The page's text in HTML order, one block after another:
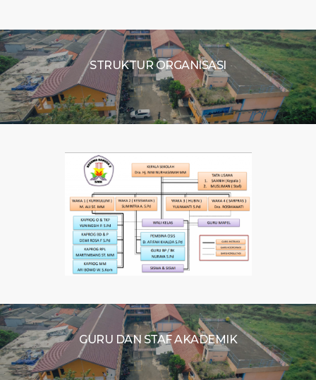
STRUKTUR ORGANISASI
GURU DAN STAF AKADEMIK